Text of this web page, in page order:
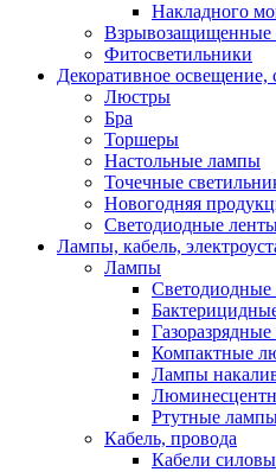
Накладного
Взрывозащищенные
Фитосветильники
Декоративное
Люстры
Бра
Торшеры
Настольные лампы
Точечные
Новогодняя
Светодиодные
Лампы, кабель,
Лампы
Компактные
Лампы
Ртутные
Кабель, провода
Кабели